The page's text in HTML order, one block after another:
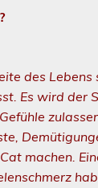
des
Es wird der
machen.